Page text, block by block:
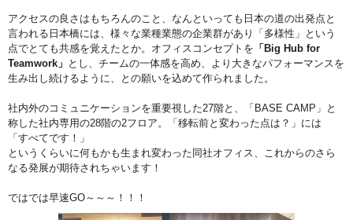
アクセスの良さはもちろんのこと、なんといっても日本の道の出発点と
言われる日本橋には、様々な業種業態の企業群があり「多様性」という
点でとても共感を覚えたとか。オフィスコンセプトを 「Big Hub for
Teamwork」 とし、チームの一体感を高め、より大きなパフォーマンスを
生み出し続けるように、との願いを込めて作られました。
社内外のコミュニケーションを重要視した27階と、「BASE CAMP」と
称した社内専用の28階の2フロア。「移転前と変わった点は？」には
「すべてです！」
というくらいに何もかも生まれ変わった同社オフィス、これからのさら
なる発展が期待されちゃいます！
ではでは早速GO～～～！！！